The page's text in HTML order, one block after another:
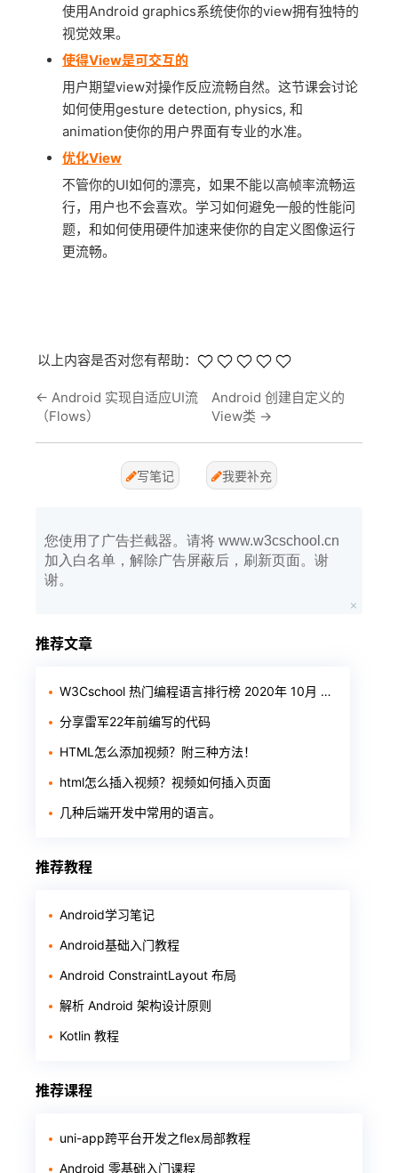
使用Android graphics系统使你的view拥有独特的
视觉效果。
使得View是可交互的
用户期望view对操作反应流畅自然。这节课会讨论
如何使用gesture detection, physics, 和
animation使你的用户界面有专业的水准。
优化View
不管你的UI如何的漂亮，如果不能以高帧率流畅运
行，用户也不会喜欢。学习如何避免一般的性能问
题，和如何使用硬件加速来使你的自定义图像运行
更流畅。
以上内容是否对您有帮助：
← Android 实现自适应UI流
（Flows）
Android 创建自定义的
View类 →
写笔记 我要补充
您使用了广告拦截器。请将 www.w3cschool.cn
加入白名单，解除广告屏蔽后，刷新页面。谢
谢。
推荐文章
W3Cschool 热门编程语言排行榜 2020年 10月 TOP10
分享雷军22年前编写的代码
HTML怎么添加视频？附三种方法！
html怎么插入视频？视频如何插入页面
几种后端开发中常用的语言。
推荐教程
Android学习笔记
Android基础入门教程
Android ConstraintLayout 布局
解析 Android 架构设计原则
Kotlin 教程
推荐课程
uni-app跨平台开发之flex局部教程
Android 零基础入门课程